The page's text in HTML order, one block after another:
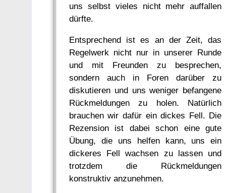
uns selbst vieles nicht mehr auffallen
dürfte.
Entsprechend ist es an der Zeit, das
Regelwerk nicht nur in unserer Runde
und mit Freunden zu besprechen,
sondern auch in Foren darüber zu
diskutieren und uns weniger befangene
Rückmeldungen zu holen. Natürlich
brauchen wir dafür ein dickes Fell. Die
Rezension ist dabei schon eine gute
Übung, die uns helfen kann, uns ein
dickeres Fell wachsen zu lassen und
trotzdem die Rückmeldungen
konstruktiv anzunehmen.